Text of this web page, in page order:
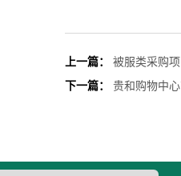
上一篇：
被服类采购
下一篇：
贵和购物中